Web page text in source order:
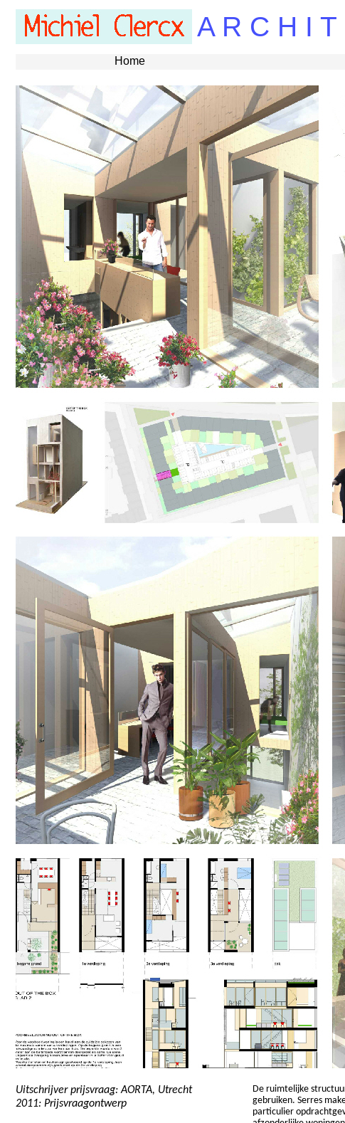
A R C H I
Home
De ruimtelijke
gebruiken. Serres
particulier
Uitschrijver prijsvraag: AORTA, Utrecht
2011: Prijsvraagontwerp